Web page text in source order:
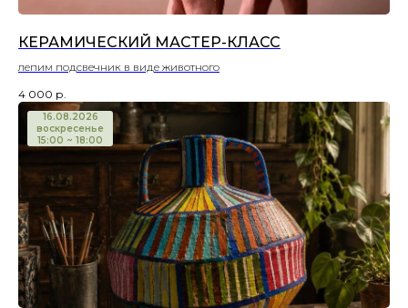
КЕРАМИЧЕСКИЙ МАСТЕР-КЛАСС
лепим подсвечник в виде животного
4 000 р.
16.08.2026
воскресенье
15:00 ~ 18:00